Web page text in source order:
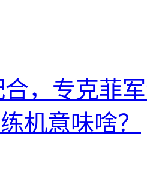
合，专克菲
机意味啥？